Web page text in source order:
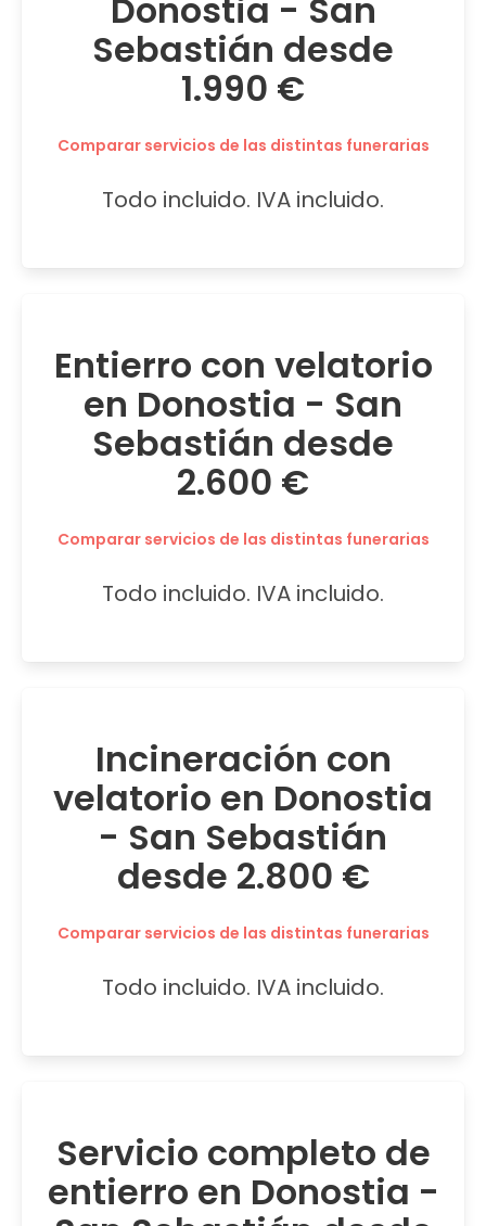
Donostia - San
Sebastián desde
1.990 €
Comparar servicios de las distintas funerarias
Todo incluido. IVA incluido.
Entierro con velatorio
en Donostia - San
Sebastián desde
2.600 €
Comparar servicios de las distintas funerarias
Todo incluido. IVA incluido.
Incineración con
velatorio en Donostia
- San Sebastián
desde 2.800 €
Comparar servicios de las distintas funerarias
Todo incluido. IVA incluido.
Servicio completo de
entierro en Donostia -